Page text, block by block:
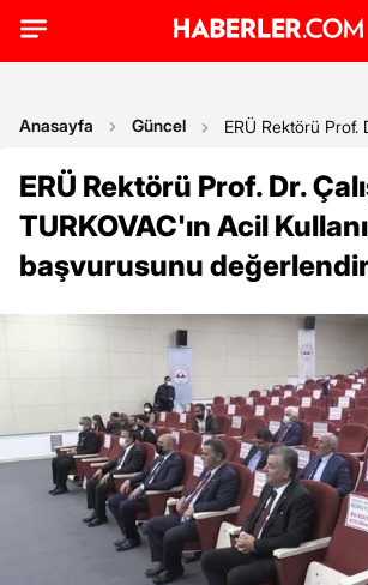
Anasayfa Güncel ERÜ Rektörü Prof.
ERÜ Rektörü Prof. Dr.
TURKOVAC'ın Acil
başvurusunu